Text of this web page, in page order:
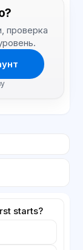
проверка
starts?